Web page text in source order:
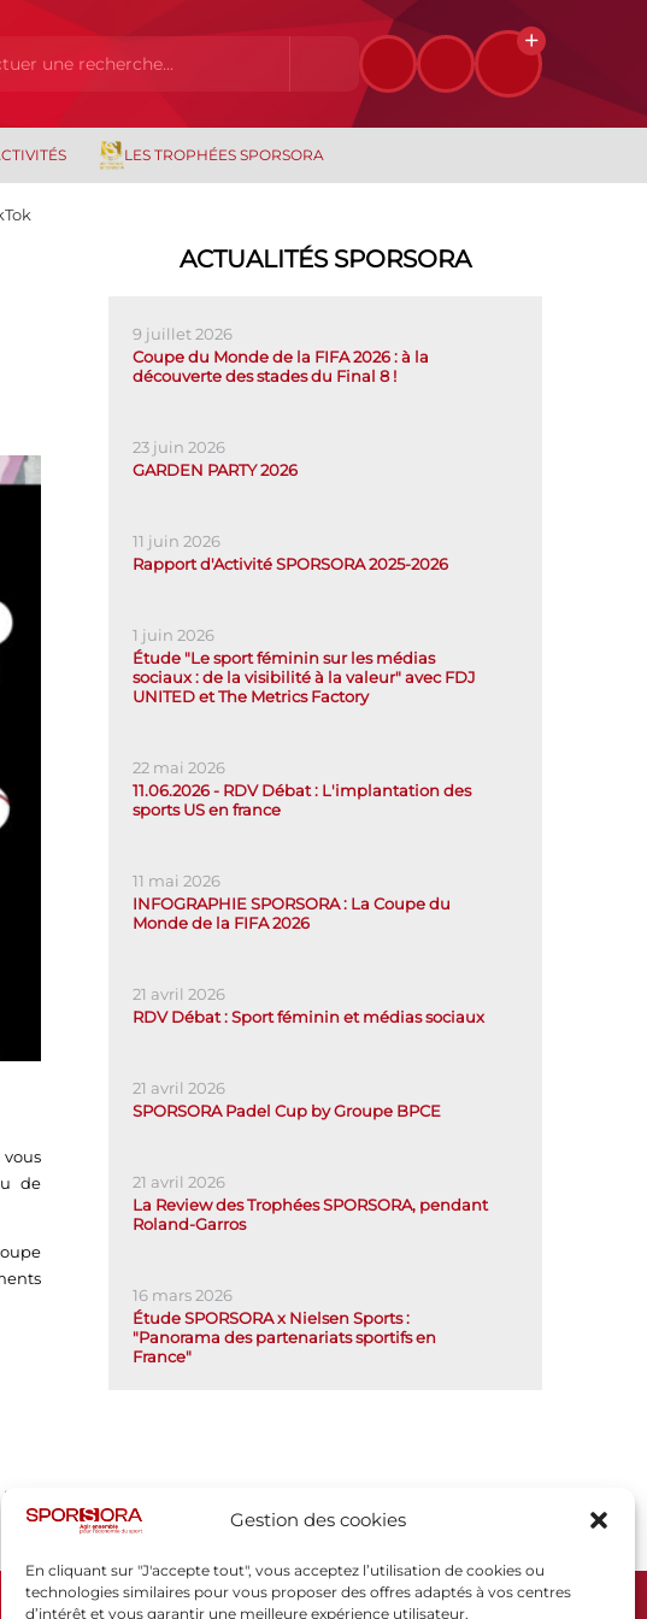
Gestion des cookies
En cliquant sur "J'accepte tout", vous acceptez l’utilisation de cookies ou
technologies similaires pour vous proposer des offres adaptés à vos centres
d’intérêt et vous garantir une meilleure expérience utilisateur.
LES TROPHÉES SPORSORA
de
ACTUALITÉS SPORSORA
9 juillet 2026
Coupe du Monde de la FIFA 2026 : à la
découverte des stades du Final 8 !
23 juin 2026
GARDEN PARTY 2026
11 juin 2026
Rapport d'Activité SPORSORA 2025-2026
1 juin 2026
Étude "Le sport féminin sur les médias
sociaux : de la visibilité à la valeur" avec FDJ
UNITED et The Metrics Factory
22 mai 2026
11.06.2026 - RDV Débat : L'implantation des
sports US en france
11 mai 2026
INFOGRAPHIE SPORSORA : La Coupe du
Monde de la FIFA 2026
21 avril 2026
RDV Débat : Sport féminin et médias sociaux
21 avril 2026
SPORSORA Padel Cup by Groupe BPCE
21 avril 2026
La Review des Trophées SPORSORA, pendant
Roland-Garros
16 mars 2026
Étude SPORSORA x Nielsen Sports :
"Panorama des partenariats sportifs en
France"